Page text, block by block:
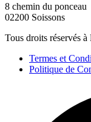
8 chemin du ponceau
02200 Soissons
Tous droits réservés
Termes et
Politique de